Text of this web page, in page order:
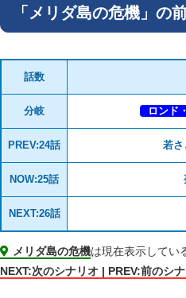
「メリダ島の危機」の
話数
分岐 ロンド
PREV:24話 若さ
NOW:25話
NEXT:26話
メリダ島の危機は現在表示してい
NEXT:次のシナリオ | PREV:前のシ